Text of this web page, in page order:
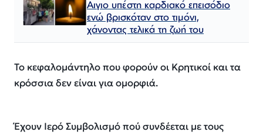
Αιγιο υπέστη καρδιακό επεισόδιο
ενώ βρισκόταν στο τιμόνι,
χάνοντας τελικά τη ζωή του
Το κεφαλομάντηλο που φορούν οι Κρητικοί και τα
κρόσσια δεν είναι για ομορφιά.
Έχουν Ιερό Συμβολισμό πού συνδέεται με τους